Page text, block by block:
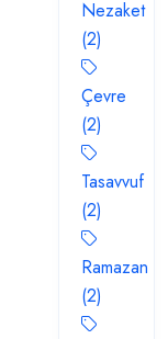
Nezaket
(2)
Çevre
(2)
Tasavvuf
(2)
Ramazan
(2)